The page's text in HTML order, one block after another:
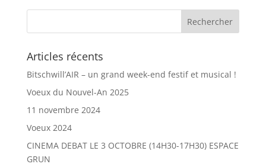
Articles récents
Bitschwill’AIR – un grand week-end festif et musical !
Voeux du Nouvel-An 2025
11 novembre 2024
Voeux 2024
CINEMA DEBAT LE 3 OCTOBRE (14H30-17H30) ESPACE
GRUN